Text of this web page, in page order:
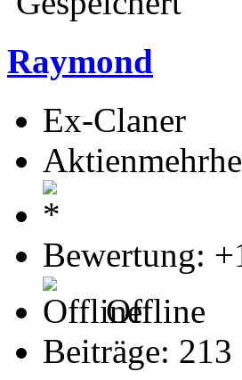
Raymond
Ex-Claner
Bewertung:
Offline
Beiträge: 213